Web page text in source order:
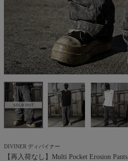
DIVINER ディバイナー
【再入荷なし】Multi Pocket Erosion Pants